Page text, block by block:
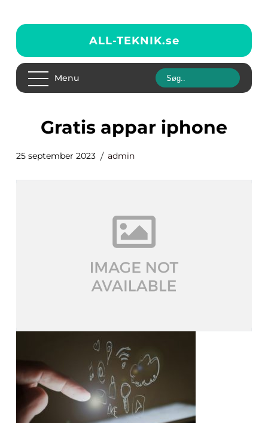
ALL-TEKNIK.se
Menu
gratis appar iphone
25 september 2023 admin